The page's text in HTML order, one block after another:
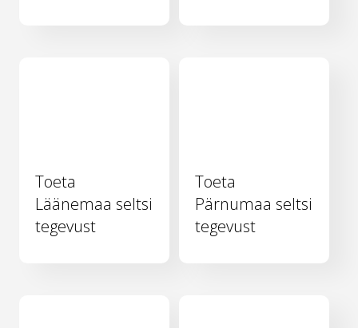
Toeta
Läänemaa seltsi
tegevust
Toeta
Pärnumaa seltsi
tegevust